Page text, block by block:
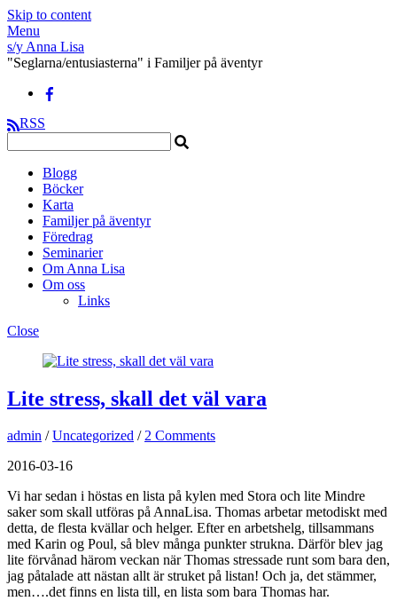
Skip to content
Menu
s/y Anna Lisa
"Seglarna/entusiasterna" i Familjer på äventyr
RSS
Blogg
Böcker
Karta
Familjer på äventyr
Föredrag
Seminarier
Om Anna Lisa
Om oss
Links
Close
Lite stress, skall det väl vara
admin / Uncategorized / 2 Comments
2016-03-16
Vi har sedan i höstas en lista på kylen med Stora och lite Mindre
saker som skall utföras på AnnaLisa. Thomas arbetar metodiskt med
detta, de flesta kvällar och helger. Efter en arbetshelg, tillsammans
med Karin og Poul, så blev många punkter strukna. Därför blev jag
lite förvånad härom veckan när Thomas stressade runt som bara den,
jag påtalade att nästan allt är struket på listan! Och ja, det stämmer,
men….det finns en lista till, en lista som bara Thomas har.